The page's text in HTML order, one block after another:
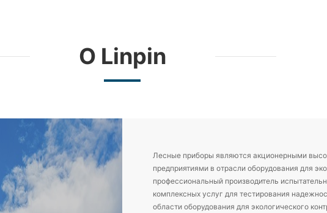
О Linpin
Лесные приборы являются акционерными
предприятиями в отрасли оборудования для
профессиональный производитель
комплексных услуг для тестирования
области оборудования для экологического